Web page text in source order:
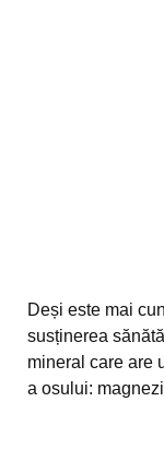
Deși este mai
susținerea
mineral care are
a osului: